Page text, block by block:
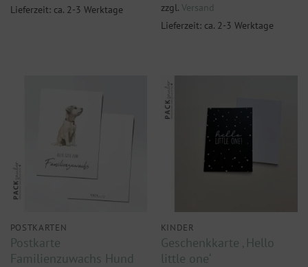
Lieferzeit: ca. 2-3 Werktage
zzgl. Versand
Lieferzeit: ca. 2-3 Werktage
POSTKARTEN
Postkarte
Familienzuwachs Hund
KINDER
Geschenkkarte ‚ Hello
little one‘